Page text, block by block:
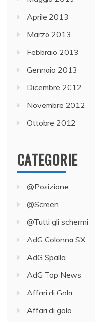
Aprile 2013
Marzo 2013
Febbraio 2013
Gennaio 2013
Dicembre 2012
Novembre 2012
Ottobre 2012
CATEGORIE
@Posizione
@Screen
@Tutti gli schermi
AdG Colonna SX
AdG Spalla
AdG Top News
Affari di Gola
Affari di gola